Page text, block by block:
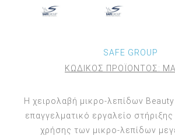
SAFE GROUP
ΚΩΔΙΚΟΣ ΠΡΟΪΟΝΤΟΣ:
Η χειρολαβή μικρο-λεπίδων
επαγγελματικό εργαλείο
χρήσης των μικρο-λεπίδων